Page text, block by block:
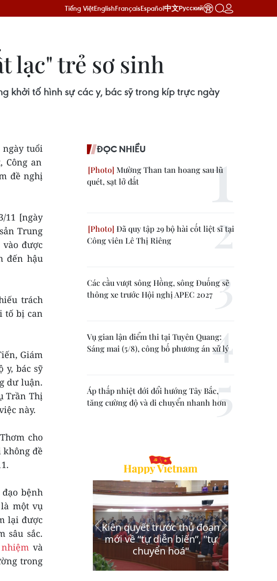
Tiếng ViệtEnglishFrançaisEspañol中文Русский
lạc" trẻ sơ sinh
khởi tố hình sự các y, bác sỹ trong kíp trực ngày
tuổi
Công an
đề nghị
11 [ngày
Trung
được
đến hậu
trách
tố bị can
Giám
y, bác sỹ
dư luận.
Trần Thị
này.
cho
đề
bệnh
một vụ
lại được
sâu sắc.
và
trong
ĐỌC NHIỀU
Mường Than tan hoang sau lũ
quét, sạt lở đất
Đã quy tập 29 bộ hài cốt liệt sĩ tại
Công viên Lê Thị Riêng
Các cầu vượt sông Hồng, sông Đuống sẽ
thông xe trước Hội nghị APEC 2027
Vụ gian lận điểm thi tại Tuyên Quang:
Sáng mai (5/8), công bố phương án xử lý
Áp thấp nhiệt đới đổi hướng Tây Bắc,
tăng cường độ và di chuyển nhanh hơn